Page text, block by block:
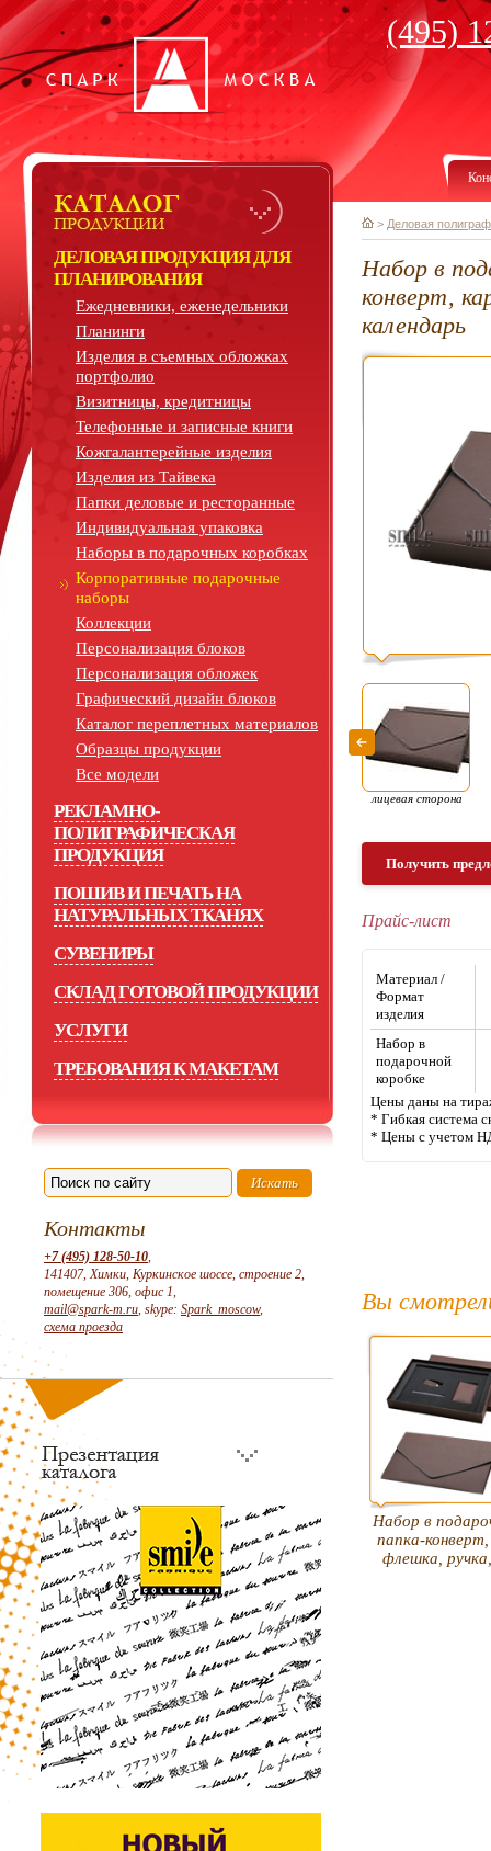
(495)
ДЕЛОВАЯ ПРОДУКЦИЯ ДЛЯ
ПЛАНИРОВАНИЯ
Ежедневники, еженедельники
Планинги
Изделия в съемных обложках
портфолио
Визитницы, кредитницы
Телефонные и записные книги
Кожгалантерейные изделия
Изделия из Тайвека
Папки деловые и ресторанные
Индивидуальная упаковка
Наборы в подарочных коробках
Корпоративные подарочные
наборы
Коллекции
Персонализация блоков
Персонализация обложек
Графический дизайн блоков
Каталог переплетных материалов
Образцы продукции
Все модели
РЕКЛАМНО-
ПОЛИГРАФИЧЕСКАЯ
ПРОДУКЦИЯ
ПОШИВ И ПЕЧАТЬ НА
НАТУРАЛЬНЫХ ТКАНЯХ
СУВЕНИРЫ
СКЛАД ГОТОВОЙ ПРОДУКЦИИ
УСЛУГИ
ТРЕБОВАНИЯ К МАКЕТАМ
Контакты
+7 (495) 128-50-10,
141407, Химки, Куркинское шоссе, строение 2,
помещение 306, офис 1,
mail@spark-m.ru, skype: Spark_moscow,
схема проезда
> Деловая
Набор в
конверт,
календарь
лицевая сторона
Получить
Прайс-лист
Материал /
Формат
изделия
Набор в
подарочной
коробке
Цены даны на
* Гибкая система
* Цены с учетом
Вы
Набор в
папка-
флешка,